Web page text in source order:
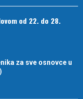
od 22. do 28.
za sve osnovce u